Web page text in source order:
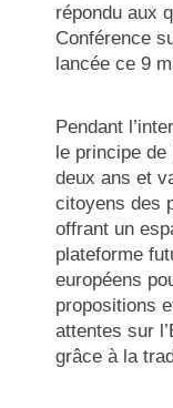
répondu aux
Conférence
lancée ce 9
Pendant
le principe de
deux ans et
citoyens des
offrant un
plateforme
européens
propositions
attentes sur
grâce à la